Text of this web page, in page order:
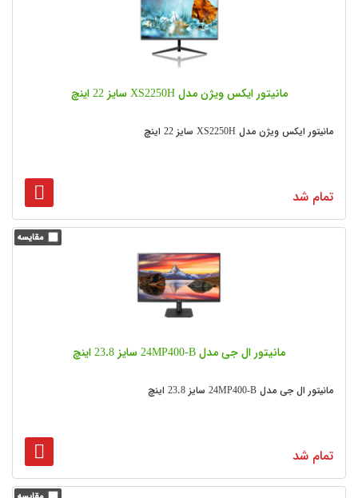
مانیتور ایکس ویژن مدل XS2250H سایز 22 اینچ
مانیتور ایکس ویژن مدل XS2250H سایز 22 اینچ
تمام شد
مانیتور ال جی مدل 24MP400-B سایز 23.8 اینچ
مانیتور ال جی مدل 24MP400-B سایز 23.8 اینچ
تمام شد